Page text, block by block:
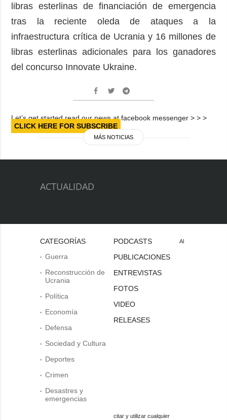
libras esterlinas de financiación de emergencia
tras la reciente oleda de ataques a la
infraestructura crítica de Ucrania y 16 millones de
libras esterlinas adicionales para los ganadores
del concurso Innovate Ukraine.
Let’s get started read our news at facebook messenger > > >
CLICK HERE FOR SUBSCRIBE
MÁS NOTICIAS
ACTUALIDAD
CATEGORÍAS
Guerra
Reconstrucción de
Ucrania
Política
Economía
Defensa
Sociedad y Cultura
Deportes
Crimen
Desastres y
emergencias
PODCASTS
PUBLICACIONES
ENTREVISTAS
FOTOS
VIDEO
RELEASES
Al
citar y utilizar cualquier